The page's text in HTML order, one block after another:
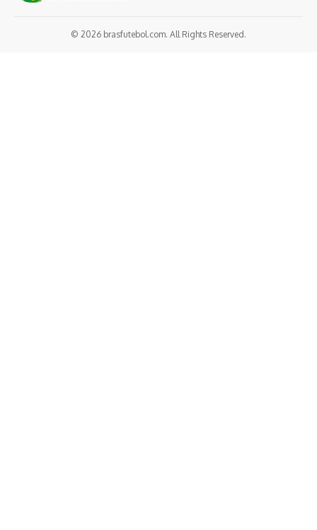
© 2026 brasfutebol.com. All Rights Reserved.